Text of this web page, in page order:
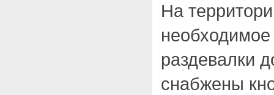
На
раздевалки
снабжены